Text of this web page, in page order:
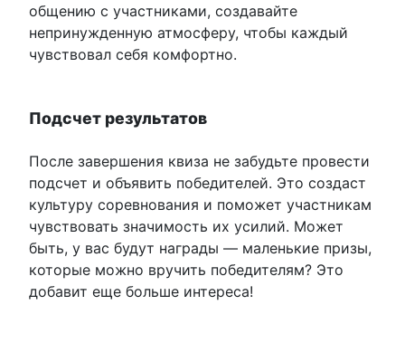
общению с участниками, создавайте
непринужденную атмосферу, чтобы каждый
чувствовал себя комфортно.
Подсчет результатов
После завершения квиза не забудьте провести
подсчет и объявить победителей. Это создаст
культуру соревнования и поможет участникам
чувствовать значимость их усилий. Может
быть, у вас будут награды — маленькие призы,
которые можно вручить победителям? Это
добавит еще больше интереса!